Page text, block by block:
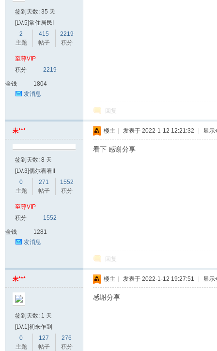
家
签到天数: 35 天
[LV.5]常住居民I
2
主题
415
帖子
2219
积分
至尊VIP
积分
2219
金钱
1804
发消息
回复
未***
签到天数: 8 天
[LV.3]偶尔看看II
0
主题
271
帖子
1552
积分
至尊VIP
积分
1552
金钱
1281
发消息
楼主 发表于 2022-1-12 12:21:32 显示
看下 感谢分享
回复
未***
签到天数: 1 天
[LV.1]初来乍到
0
主题
127
帖子
276
积分
楼主 发表于 2022-1-12 19:27:51 显示
感谢分享